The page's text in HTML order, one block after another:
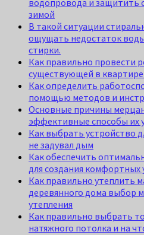
водопровода и защитить
зимой
В такой ситуации
ощущать недостаток
стирки.
Как правильно провести
существующей в
Как определить
помощью методов и
Основные причины
эффективные способы их
Как выбрать устройство
не задувал дым
Как обеспечить
для создания комфортных
Как правильно утеплить
деревянного дома выбор
утепления
Как правильно выбрать
натяжного потолка и на